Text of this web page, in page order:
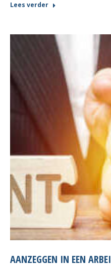
Lees verder
AANZEGGEN IN EEN